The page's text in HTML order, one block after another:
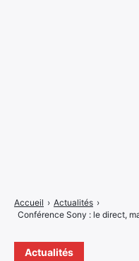
Actualités
Accueil › Actualités ›
Conférence Sony : le direct,